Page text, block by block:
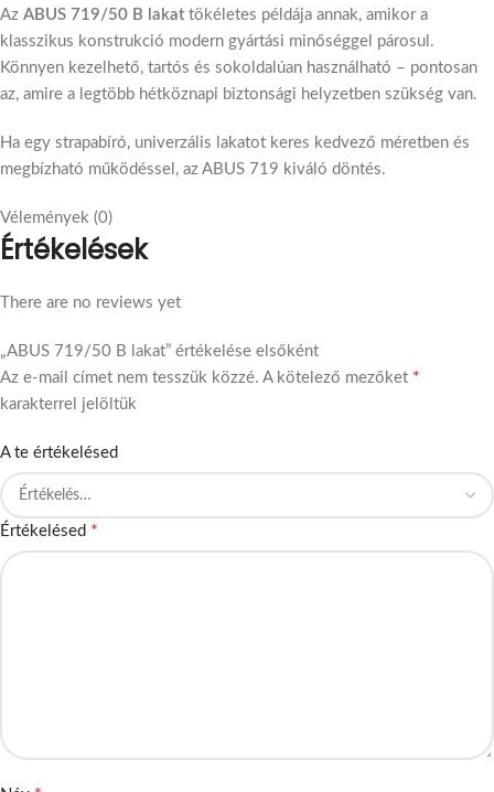
Az ABUS 719/50 B lakattökéletes példája annak, amikor a
klasszikus konstrukció modern gyártási minőséggel párosul.
Könnyen kezelhető, tartós és sokoldalúan használható – pontosan
az, amire a legtöbb hétköznapi biztonsági helyzetben szükség van.
Ha egy strapabíró, univerzális lakatot keres kedvező méretben és
megbízható működéssel, az ABUS 719 kiváló döntés.
Vélemények (0)
Értékelések
There are no reviews yet
„ABUS 719/50 B lakat” értékelése elsőként
Az e-mail címet nem tesszük közzé. A kötelező mezőket *
karakterrel jelöltük
A te értékelésed
Értékelésed *